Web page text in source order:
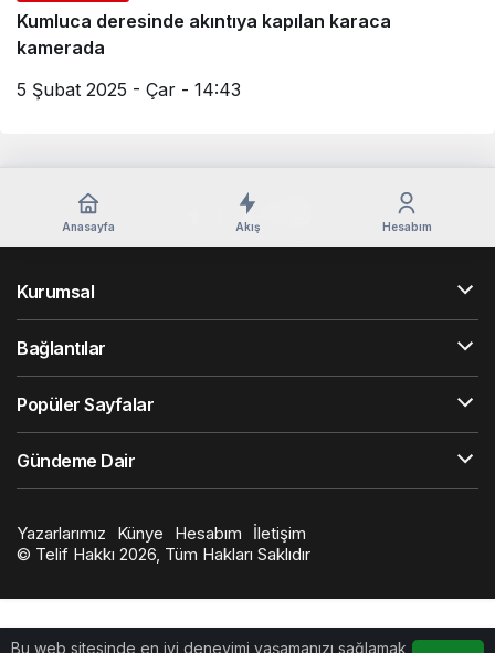
Kumluca deresinde akıntıya kapılan karaca
kamerada
5 Şubat 2025 - Çar - 14:43
Bu web sitesinde en iyi deneyimi yaşamanızı sağlamak
Anasayfa Akış Hesabım
Kurumsal
Bağlantılar
Popüler Sayfalar
Gündeme Dair
Yazarlarımız Künye Hesabım
İletişim
© Telif Hakkı 2026, Tüm Hakları Saklıdır